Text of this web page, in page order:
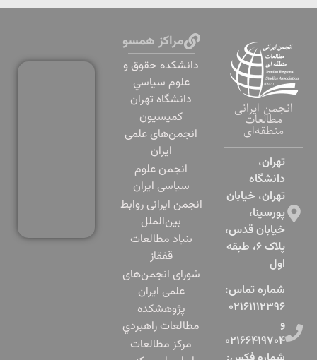
انجمن ایرانی
مطالعات
منطقه‌ای
تهران،
دانشگاه
تهران، خیابان
پورسینا،
خیابان قدس،
پلاک ۶، طبقه
اول​
شماره تماس:
۰۲۱۶۱۱۱۲۳۹۶
و
۰۲۱۶۶۴۱۹۷۰۴
مراکز همسو
دانشكده حقوق و
علوم سياسي
دانشگاه تهران
کمیسیون
انجمن‌های علمی
ایران
انجمن علوم
سیاسی ایران
انجمن ایرانی روابط
بین‌الملل
بنياد مطالعات
قفقاز
شورای انجمن‌های
علمی ایران
پژوهشكده
مطالعات راهبردي
مرکز مطالعات